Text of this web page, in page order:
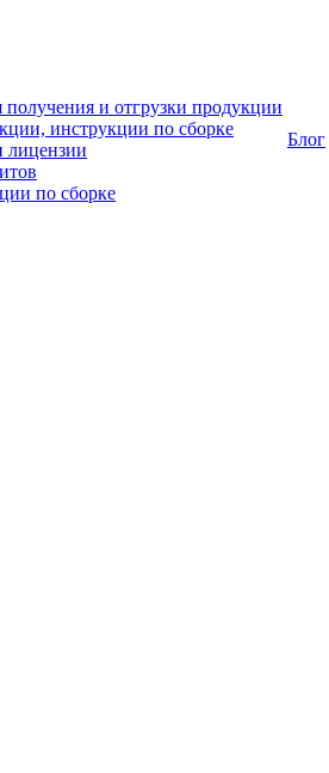
и отгрузки продукции
инструкции по сборке
лицензии
по сборке
Блог